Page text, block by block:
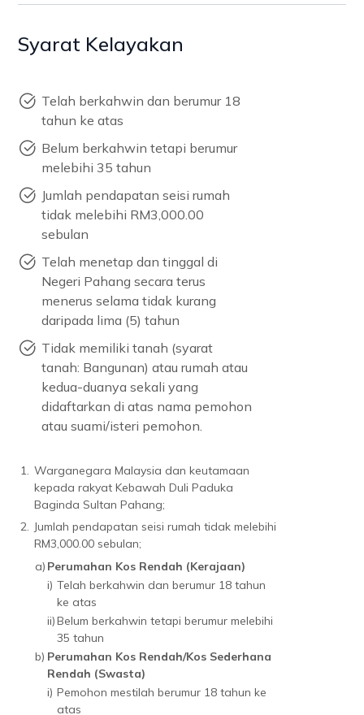
Syarat Kelayakan
Telah berkahwin dan berumur 18
tahun ke atas
Belum berkahwin tetapi berumur
melebihi 35 tahun
Jumlah pendapatan seisi rumah
tidak melebihi RM3,000.00
sebulan
Telah menetap dan tinggal di
Negeri Pahang secara terus
menerus selama tidak kurang
daripada lima (5) tahun
Tidak memiliki tanah (syarat
tanah: Bangunan) atau rumah atau
kedua-duanya sekali yang
didaftarkan di atas nama pemohon
atau suami/isteri pemohon.
1. Warganegara Malaysia dan keutamaan
kepada rakyat Kebawah Duli Paduka
Baginda Sultan Pahang;
2. Jumlah pendapatan seisi rumah tidak melebihi
RM3,000.00 sebulan;
a) Perumahan Kos Rendah (Kerajaan)
i) Telah berkahwin dan berumur 18 tahun
ke atas
ii)Belum berkahwin tetapi berumur melebihi
35 tahun
b) Perumahan Kos Rendah/Kos Sederhana
Rendah (Swasta)
i) Pemohon mestilah berumur 18 tahun ke
atas